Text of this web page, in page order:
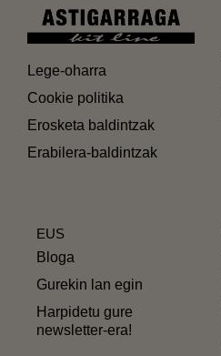
Lege-oharra
Cookie politika
Erosketa baldintzak
Erabilera-baldintzak
EUS
Bloga
Gurekin lan egin
Harpidetu gure
newsletter-era!